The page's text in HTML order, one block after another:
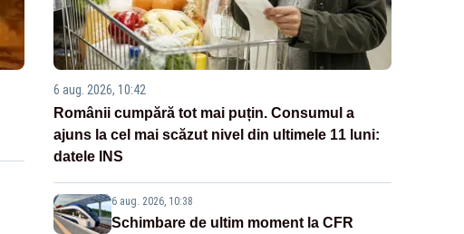
6 aug. 2026, 10:42
Românii cumpără tot mai puțin. Consumul a
ajuns la cel mai scăzut nivel din ultimele 11 luni:
datele INS
6 aug. 2026, 10:38
Schimbare de ultim moment la CFR